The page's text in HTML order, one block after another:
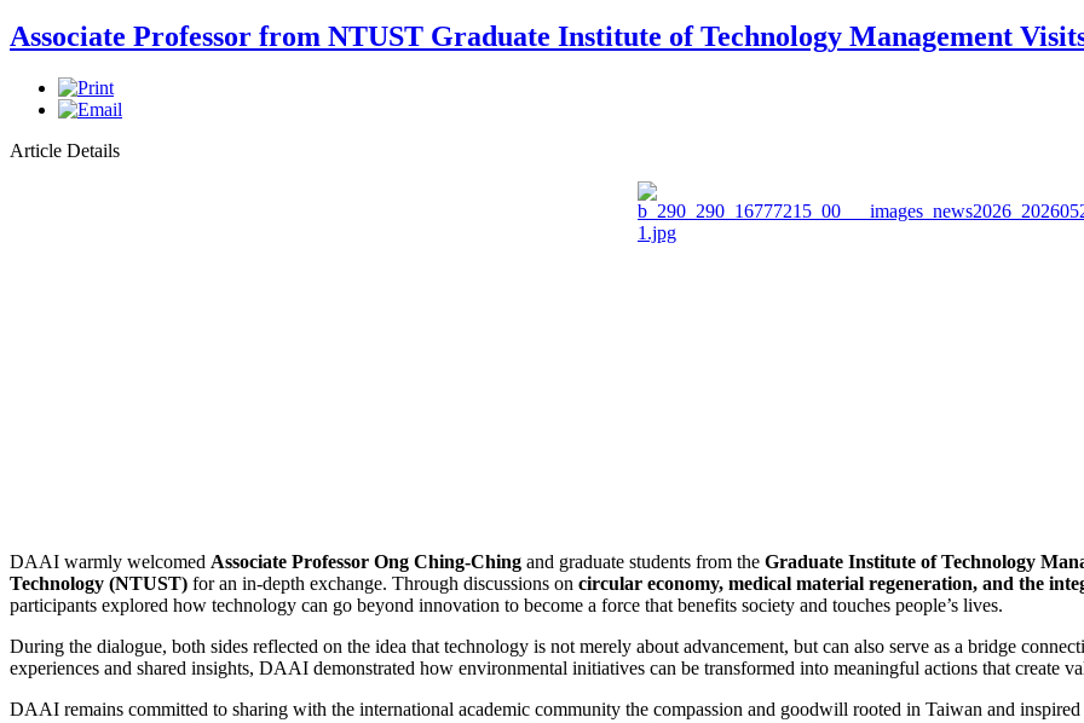
Associate Professor from NTUST Graduate Institute of Technology Management
Article Details
DAAI warmly welcomed Associate Professor Ong Ching-Ching and graduate students from the Graduate Institute of Technology
Technology (NTUST) for an in-depth exchange. Through discussions on circular economy, medical material regeneration, and the
participants explored how technology can go beyond innovation to become a force that benefits society and touches people’s lives.
During the dialogue, both sides reflected on the idea that technology is not merely about advancement, but can also serve as a bridge
experiences and shared insights, DAAI demonstrated how environmental initiatives can be transformed into meaningful actions that create
DAAI remains committed to sharing with the international academic community the compassion and goodwill rooted in Taiwan and